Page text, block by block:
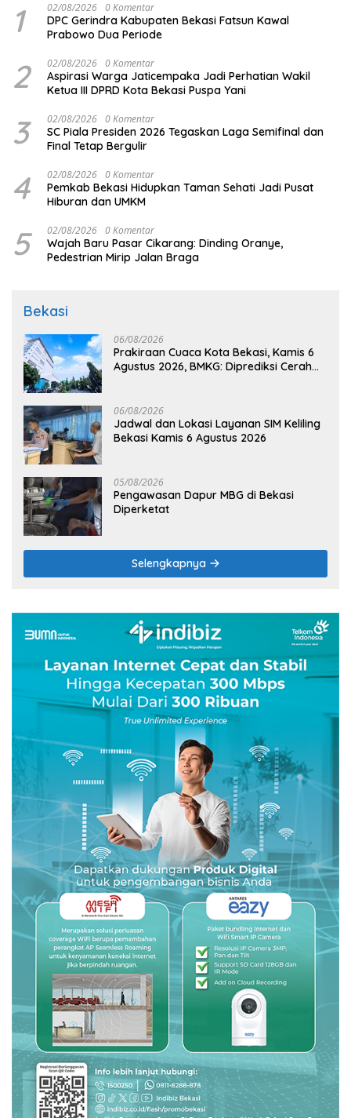
1 02/08/2026 0 Komentar
DPC Gerindra Kabupaten Bekasi Fatsun Kawal
Prabowo Dua Periode
2 02/08/2026 0 Komentar
Aspirasi Warga Jaticempaka Jadi Perhatian Wakil
Ketua III DPRD Kota Bekasi Puspa Yani
3 02/08/2026 0 Komentar
SC Piala Presiden 2026 Tegaskan Laga Semifinal dan
Final Tetap Bergulir
4 02/08/2026 0 Komentar
Pemkab Bekasi Hidupkan Taman Sehati Jadi Pusat
Hiburan dan UMKM
5 02/08/2026 0 Komentar
Wajah Baru Pasar Cikarang: Dinding Oranye,
Pedestrian Mirip Jalan Braga
Bekasi
06/08/2026
Prakiraan Cuaca Kota Bekasi, Kamis 6
Agustus 2026, BMKG: Diprediksi Cerah
06/08/2026
Jadwal dan Lokasi Layanan SIM Keliling
Bekasi Kamis 6 Agustus 2026
05/08/2026
Pengawasan Dapur MBG di Bekasi
Diperketat
Selengkapnya